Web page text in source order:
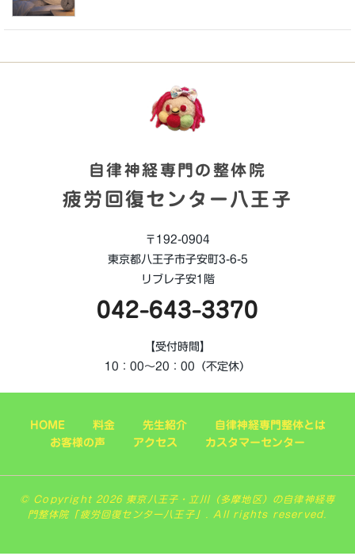
自律神経専門の整体院
疲労回復センター八王子
〒192-0904
東京都八王子市子安町3-6-5
リブレ子安1階
042-643-3370
【受付時間】
10：00～20：00（不定休）
HOME 料金 先生紹介
自律神経専門整体とは
お客様の声
アクセス カスタマーセンター
© Copyright 2026 東京八王子・立川（多摩地区）の自律神経専
門整体院「疲労回復センター八王子」. All rights reserved.